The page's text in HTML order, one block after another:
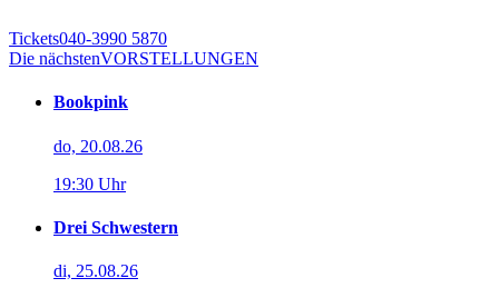
Tickets040-3990 5870
Die nächstenVORSTELLUNGEN
Bookpink
do, 20.08.26
19:30 Uhr
Drei Schwestern
di, 25.08.26